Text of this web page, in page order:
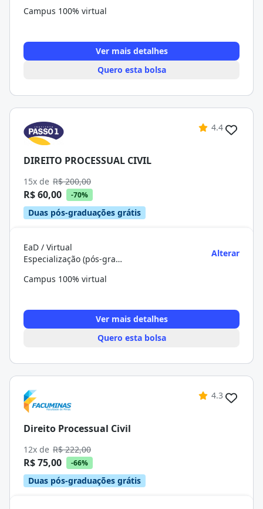
Campus 100% virtual
Ver mais detalhes
Quero esta bolsa
4.4
DIREITO PROCESSUAL CIVIL
15x de R$ 200,00
R$ 60,00 -70%
Duas pós-graduações grátis
EaD / Virtual
Especialização (pós-graduação)
Alterar
Campus 100% virtual
Ver mais detalhes
Quero esta bolsa
4.3
Direito Processual Civil
12x de R$ 222,00
R$ 75,00 -66%
Duas pós-graduações grátis